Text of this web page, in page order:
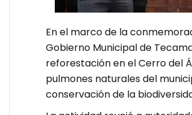
En el marco de la
Gobierno Municipal de
reforestación en el Cerro del
pulmones naturales del
conservación de la